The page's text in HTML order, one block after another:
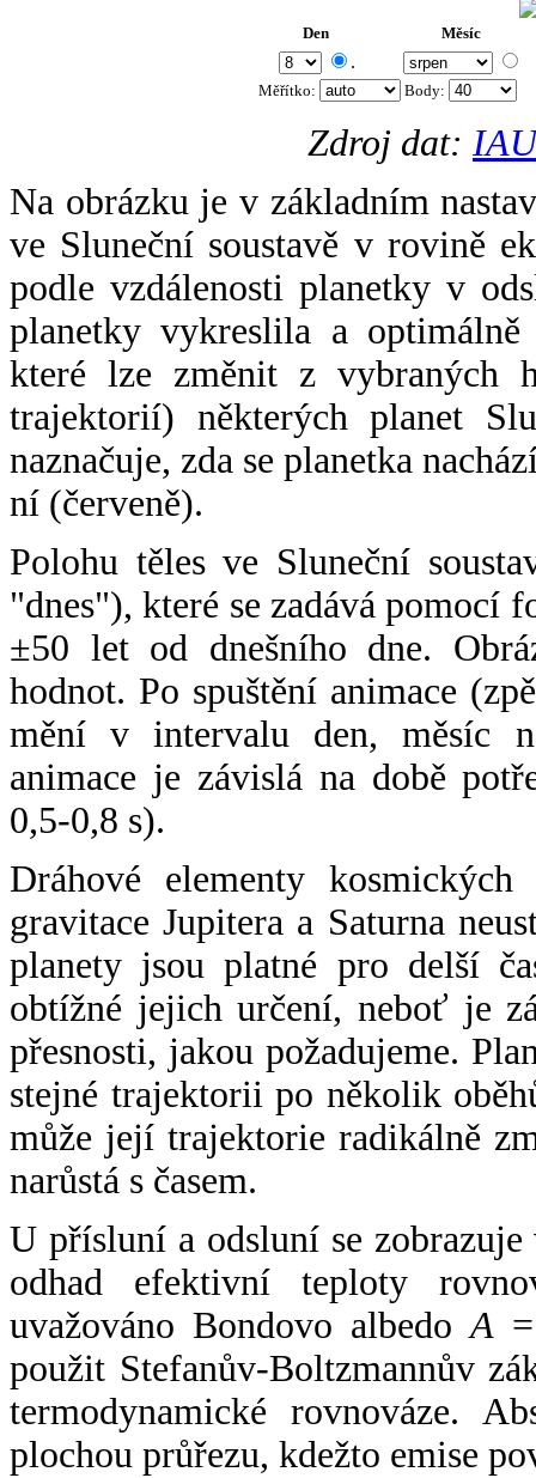
Den Měsíc
.
Měřítko: Body:
Zdroj dat:
Na obrázku je v základním
ve Sluneční soustavě v rovině
podle vzdálenosti planetky v
planetky vykreslila a
které lze změnit z vybraných
trajektorií) některých planet
naznačuje, zda se planetka
ní (červeně).
Polohu těles ve Sluneční
"dnes"), které se zadává pomocí
±50 let od dnešního dne.
hodnot. Po spuštění animace
mění v intervalu den, měsíc
animace je závislá na době
0,5-0,8 s).
Dráhové elementy
gravitace Jupitera a Saturna
planety jsou platné pro delší
obtížné jejich určení, neboť je
přesnosti, jakou požadujeme.
stejné trajektorii po několik
může její trajektorie radikálně
narůstá s časem.
U přísluní a odsluní se
odhad efektivní teploty
uvažováno Bondovo albedoA
použit Stefanův-Boltzmannův
termodynamické rovnováze.
plochou průřezu, kdežto emise